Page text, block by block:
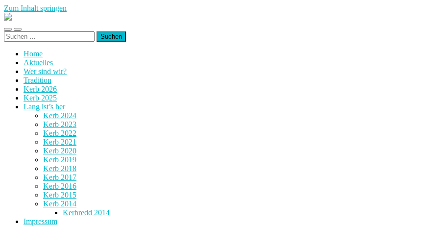
Zum Inhalt springen
Kerb
Hahn
Mobile-
Menü
Suchfeld
ein-/ausblenden
Suchen
nach:
Home
Aktuelles
Wer sind wir?
Tradition
Kerb 2026
Kerb 2025
Lang ist’s her
Kerb 2024
Kerb 2023
Kerb 2022
Kerb 2021
Kerb 2020
Kerb 2019
Kerb 2018
Kerb 2017
Kerb 2016
Kerb 2015
Kerb 2014
Kerbredd 2014
Impressum